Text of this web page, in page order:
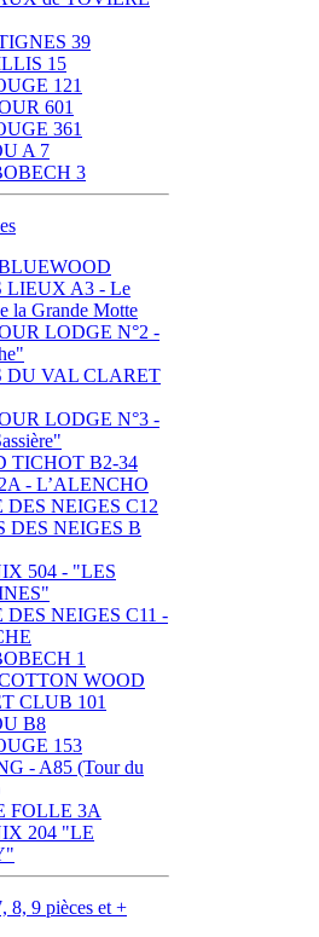
39
15
121
601
361
A 7
3
LIEUX A3 - Le
la Grande Motte
LODGE N°2 -
DU VAL CLARET
LODGE N°3 -
TICHOT B2-34
- L’ALENCHO
DES NEIGES C12
DES NEIGES B
504 - "LES
DES NEIGES C11 -
1
WOOD
CLUB 101
B8
153
- A85 (Tour du
FOLLE 3A
204 "LE
8, 9 pièces et +